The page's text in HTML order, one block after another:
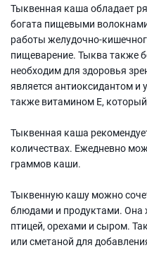
Тыквенная каша обладает
богата пищевыми
работы желудочно-
пищеварение. Тыква также
необходим для здоровья
является антиоксидантом и
также витамином Е,
Тыквенная каша
количествах. Ежедневно
граммов каши.
Тыквенную кашу можно
блюдами и продуктами. Она
птицей, орехами и сыром.
или сметаной для